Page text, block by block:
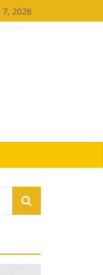
2026